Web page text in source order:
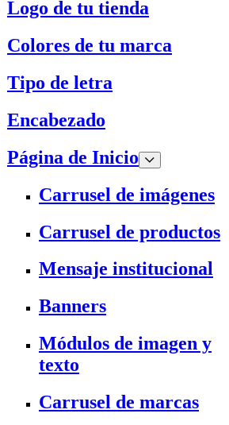
Logo de tu tienda
Colores de tu marca
Tipo de letra
Encabezado
Página de Inicio
Carrusel de imágenes
Carrusel de productos
Mensaje institucional
Banners
Módulos de imagen y
texto
Carrusel de marcas